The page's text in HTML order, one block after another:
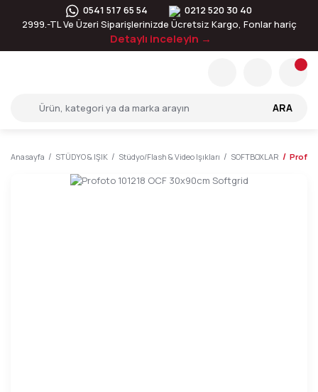
0541 517 65 54
0212 520 30 40
2999.-TL Ve Üzeri Siparişlerinizde Ücretsiz Kargo, Fonlar hariç
Detaylı inceleyin →
ARA
Anasayfa STÜDYO & IŞIK Stüdyo/Flash & Video Işıkları SOFTBOXLAR